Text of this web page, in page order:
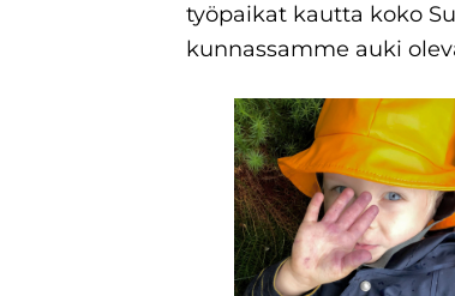
työpaikat kautta koko
kunnassamme auki